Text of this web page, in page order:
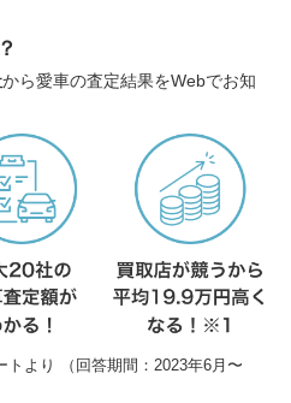
から愛車の査定結果をWebでお知
より （回答期間：2023年6月〜